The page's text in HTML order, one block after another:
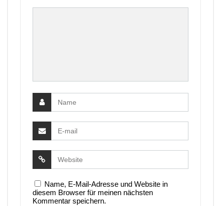
Name, E-Mail-Adresse und Website in
diesem Browser für meinen nächsten
Kommentar speichern.